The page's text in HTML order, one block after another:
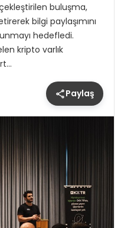
buluşma,
bilgi paylaşımını
hedefledi.
kripto varlık
Paylaş